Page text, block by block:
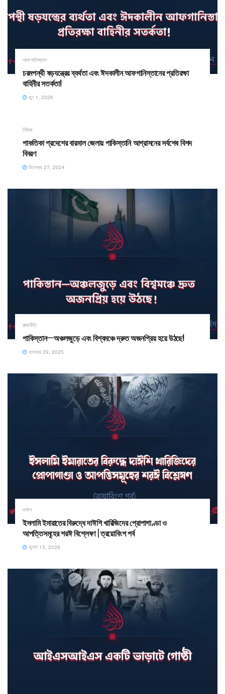
আফগানিস্তান
চরমপন্থী ষড়যন্ত্রের ব্যর্থতা এবং ঈদকালীন আফগানিস্তানের প্রতিরক্ষা
বাহিনীর সতর্কতা!
জুন 1, 2026
নিউজ
পাকতিকা প্রদেশের বারমাল জেলায় পাকিস্তানি আগ্রাসনের সর্বশেষ বিশদ
বিবরণ
ডিসেম্বর 27, 2024
রাজনীতি
পাকিস্তান—অঞ্চলজুড়ে এবং বিশ্বমঞ্চে দ্রুত অজনপ্রিয় হয়ে উঠছে!
নভেম্বর 29, 2025
দাঈশ
ইসলামি ইমারাতের বিরুদ্ধে দাঈশি খারিজিদের প্রোপাগাণ্ডা ও
আপত্তিসমূহের শরঈ বিশ্লেষণ | ত্রয়োবিংশ পর্ব
জুলাই 13, 2026